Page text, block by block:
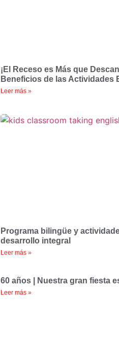
¡El Receso es Más que
Beneficios de las Actividades
Leer más »
Programa bilingüe y
desarrollo integral
Leer más »
60 años | Nuestra gran fiesta
Leer más »